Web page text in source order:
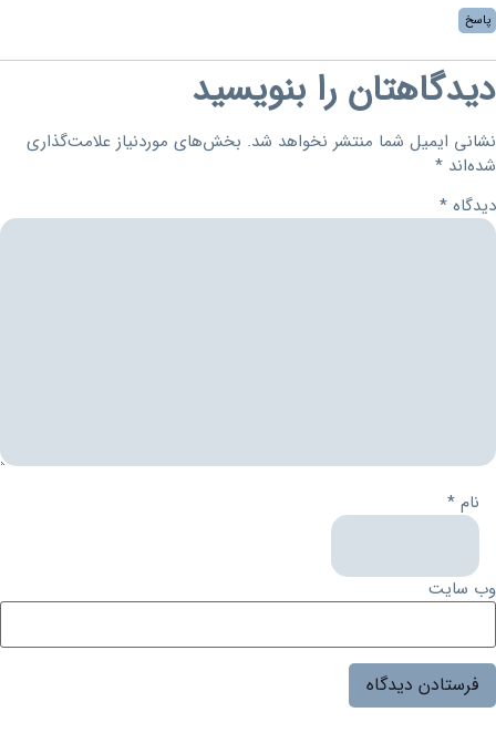
پاسخ
دیدگاهتان را بنویسید
نشانی ایمیل شما منتشر نخواهد شد. بخش‌های موردنیاز علامت‌گذاری
شده‌اند *
دیدگاه *
نام *
وب‌ سایت